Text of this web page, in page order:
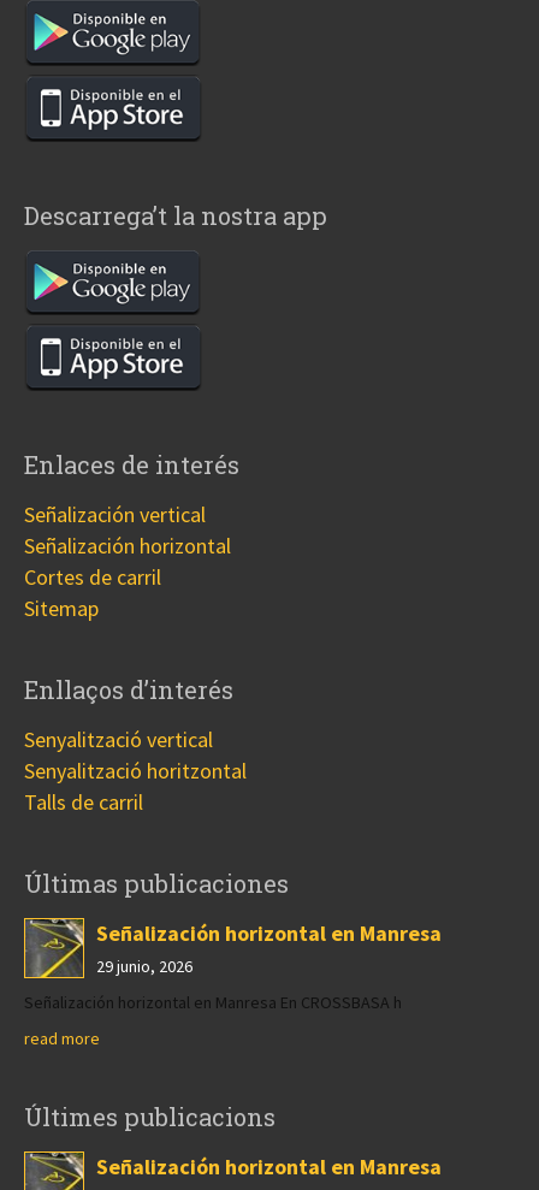
Descarrega’t la nostra app
Enlaces de interés
Señalización vertical
Señalización horizontal
Cortes de carril
Sitemap
Enllaços d’interés
Senyalització vertical
Senyalització horitzontal
Talls de carril
Últimas publicaciones
Señalización horizontal en Manresa
29 junio, 2026
Señalización horizontal en Manresa En CROSSBASA h
read more
Últimes publicacions
Señalización horizontal en Manresa